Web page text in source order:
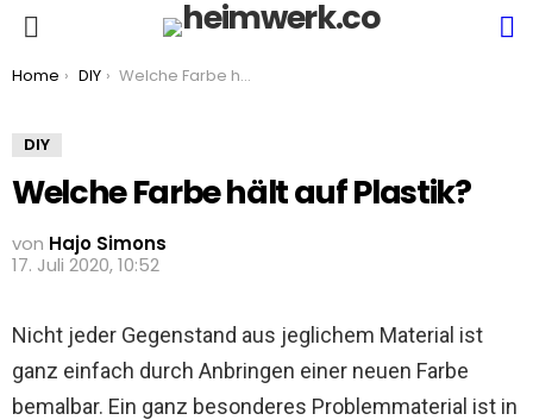
You are here:
Home DIY Welche Farbe hält auf Plastik?
DIY
Welche Farbe hält auf Plastik?
von Hajo Simons
17. Juli 2020, 10:52
Nicht jeder Gegenstand aus jeglichem Material ist
ganz einfach durch Anbringen einer neuen Farbe
bemalbar. Ein ganz besonderes Problemmaterial ist in